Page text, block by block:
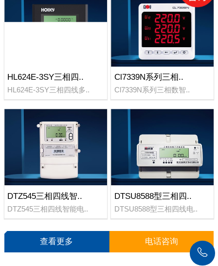
HL624E-3SY三相四..
HL624E-3SY三相四线多..
Cl7339N系列三相..
Cl7339N系列三相数智..
DTZ545三相四线智..
DTZ545三相四线智能电..
DTSU8588型三相四..
DTSU8588型三相四线电..
查看更多 电话咨询